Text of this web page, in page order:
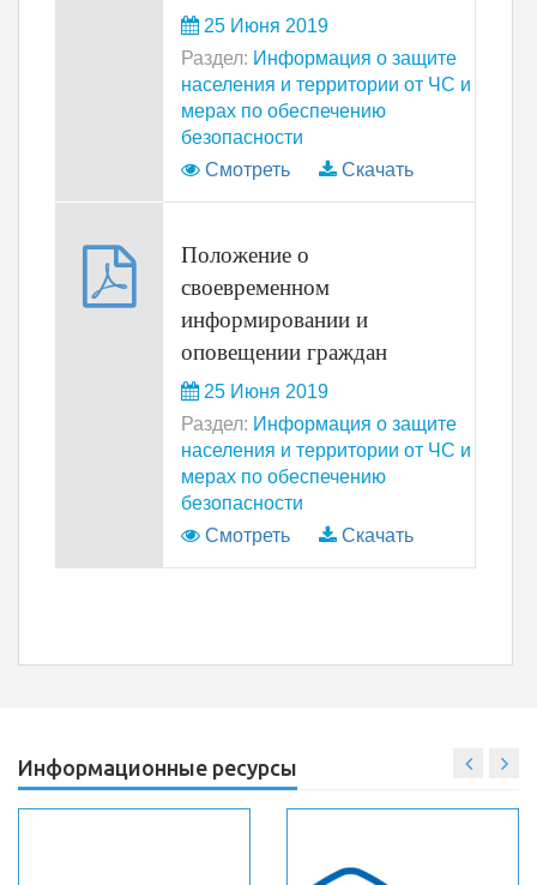
25 Июня 2019
Раздел: Информация о защите
населения и территории от ЧС и
мерах по обеспечению
безопасности
Смотреть
Скачать
Положение о
своевременном
информировании и
оповещении граждан
25 Июня 2019
Раздел: Информация о защите
населения и территории от ЧС и
мерах по обеспечению
безопасности
Смотреть
Скачать
Информационные ресурсы